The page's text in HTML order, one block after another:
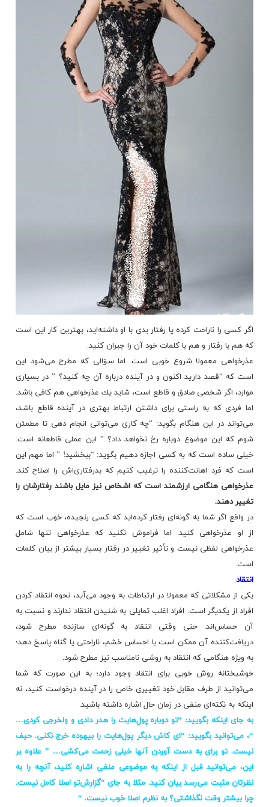
اگر كسی را ناراحت كرده یا رفتار بدی با او داشته‌اید، بهترین كار این است
كه هم با رفتار و هم با كلمات خود آن را جبران كنید.
عذرخواهی معمولا شروع خوبی است. اما سۆالی كه مطرح می‌شود این
است كه “قصد دارید اكنون و در آینده درباره آن چه كنید؟ ” در بسیاری
موارد، اگر شخصی صادق و قاطع است، شاید یك عذرخواهی هم كافی باشد.
اما فردی كه به راستی برای داشتن ارتباط بهتری در آینده قاطع باشد،
می‌تواند در این هنگام بگوید: “چه كاری می‌توانی انجام دهی تا مطمئن
شوم كه این موضوع دوباره رخ نخواهد داد؟ ” این عملی قاطعانه است.
خیلی ساده است كه به كسی اجازه دهیم بگوید: “ببخشید! ” اما مهم این
است كه فرد اهانت‌كننده را ترغیب كنیم كه بدرفتاری‌اش را اصلاح كند.
عذرخواهی هنگامی ارزشمند است كه اشخاص نیز مایل باشند رفتارشان را
تغییر دهند.
در واقع اگر شما به گونه‌ای رفتار كرده‌اید كه كسی رنجیده، خوب است كه
از او عذرخواهی كنید. اما فراموش نكنید كه عذرخواهی تنها شامل
عذرخواهی لفظی نیست و تأثیر تغییر در رفتار بسیار بیشتر از بیان كلمات
است.
انتقاد
یكی از مشكلاتی كه معمولا در ارتباطات به وجود می‌آید، نحوه انتقاد كردن
افراد از یكدیگر است. افراد اغلب تمایلی به شنیدن انتقاد ندارند و نسبت به
آن حساس‌اند. حتی وقتی انتقاد به گونه‌ای سازنده مطرح شود،
دریافت‌كننده آن ممكن است با احساس خشم، ناراحتی یا گناه پاسخ دهد؛
به ویژه هنگامی كه انتقاد به روشی نامناسب نیز مطرح شود.
خوشبختانه روش خوبی برای انتقاد وجود دارد؛ به این صورت كه شما
می‌توانید از طرف مقابل خود تغییری خاص را در آینده درخواست كنید، نه
اینكه به نكته‌ای منفی در زمان حال اشاره داشته باشید.
به جای اینكه بگویید: “تو دوباره پول‌هایت را هدر دادی و ولخرجی كردی…
“، می‌توانید بگویید: “ای كاش دیگر پول‌هایت را بیهوده خرج نكنی. حیف
نیست. تو برای به دست آوردن آنها خیلی زحمت می‌كشی… ” علاوه بر
این، می‌توانید قبل از اینكه به موضوعی منفی اشاره كنید، آنچه را به
نظرتان مثبت می‌رسد بیان كنید. مثلا به جای “گزارش‌تو اصلا كامل نیست.
چرا بیشتر وقت نگذاشتی؟ به نظرم اصلا خوب نیست. “